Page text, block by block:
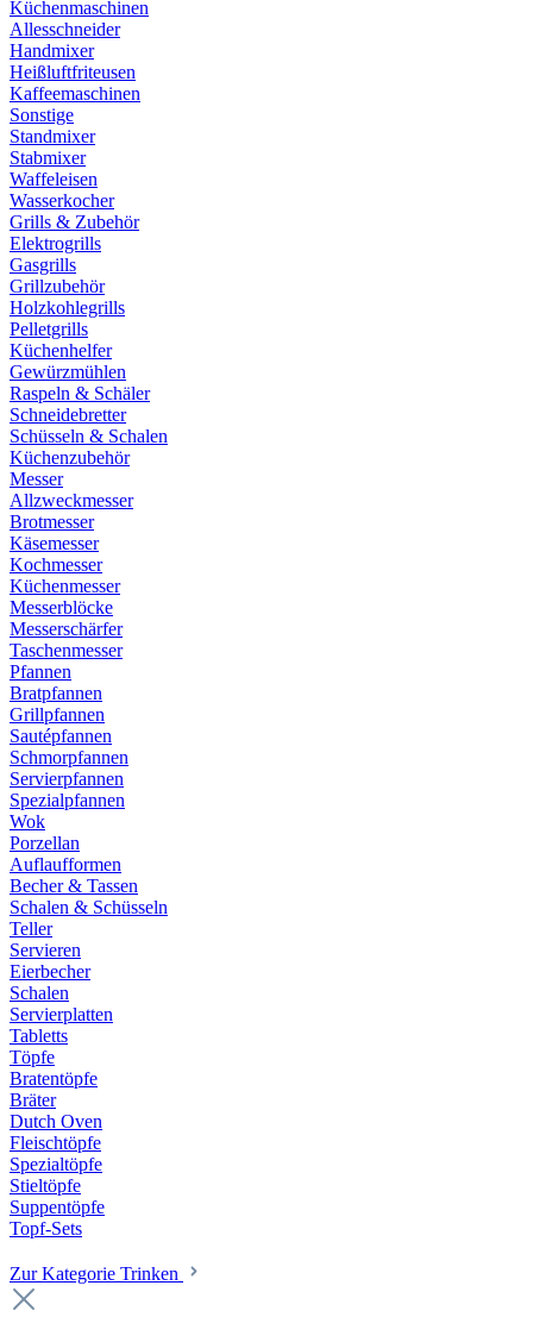
Küchenmaschinen
Allesschneider
Handmixer
Heißluftfriteusen
Kaffeemaschinen
Sonstige
Standmixer
Stabmixer
Waffeleisen
Wasserkocher
Grills & Zubehör
Elektrogrills
Gasgrills
Grillzubehör
Holzkohlegrills
Pelletgrills
Küchenhelfer
Gewürzmühlen
Raspeln & Schäler
Schneidebretter
Schüsseln & Schalen
Küchenzubehör
Messer
Allzweckmesser
Brotmesser
Käsemesser
Kochmesser
Küchenmesser
Messerblöcke
Messerschärfer
Taschenmesser
Pfannen
Bratpfannen
Grillpfannen
Sautépfannen
Schmorpfannen
Servierpfannen
Spezialpfannen
Wok
Porzellan
Auflaufformen
Becher & Tassen
Schalen & Schüsseln
Teller
Servieren
Eierbecher
Schalen
Servierplatten
Tabletts
Töpfe
Bratentöpfe
Bräter
Dutch Oven
Fleischtöpfe
Spezialtöpfe
Stieltöpfe
Suppentöpfe
Topf-Sets
Zur Kategorie Trinken